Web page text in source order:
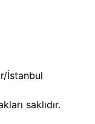
İstanbul
saklıdır.